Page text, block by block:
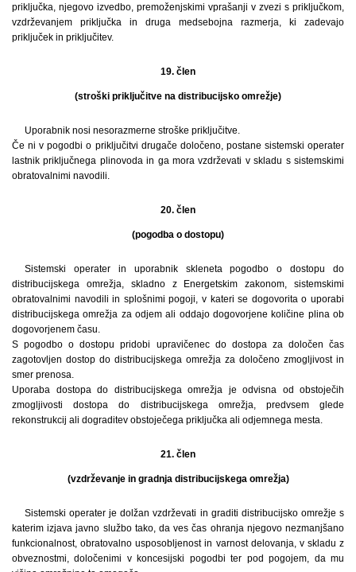
priključka, njegovo izvedbo, premoženjskimi vprašanji v zvezi s priključkom,
vzdrževanjem priključka in druga medsebojna razmerja, ki zadevajo
priključek in priključitev.
19. člen
(stroški priključitve na distribucijsko omrežje)
Uporabnik nosi nesorazmerne stroške priključitve.
Če ni v pogodbi o priključitvi drugače določeno, postane sistemski operater
lastnik priključnega plinovoda in ga mora vzdrževati v skladu s sistemskimi
obratovalnimi navodili.
20. člen
(pogodba o dostopu)
Sistemski operater in uporabnik skleneta pogodbo o dostopu do
distribucijskega omrežja, skladno z Energetskim zakonom, sistemskimi
obratovalnimi navodili in splošnimi pogoji, v kateri se dogovorita o uporabi
distribucijskega omrežja za odjem ali oddajo dogovorjene količine plina ob
dogovorjenem času.
S pogodbo o dostopu pridobi upravičenec do dostopa za določen čas
zagotovljen dostop do distribucijskega omrežja za določeno zmogljivost in
smer prenosa.
Uporaba dostopa do distribucijskega omrežja je odvisna od obstoječih
zmogljivosti dostopa do distribucijskega omrežja, predvsem glede
rekonstrukcij ali dograditev obstoječega priključka ali odjemnega mesta.
21. člen
(vzdrževanje in gradnja distribucijskega omrežja)
Sistemski operater je dolžan vzdrževati in graditi distribucijsko omrežje s
katerim izjava javno službo tako, da ves čas ohranja njegovo nezmanjšano
funkcionalnost, obratovalno usposobljenost in varnost delovanja, v skladu z
obveznostmi, določenimi v koncesijski pogodbi ter pod pogojem, da mu